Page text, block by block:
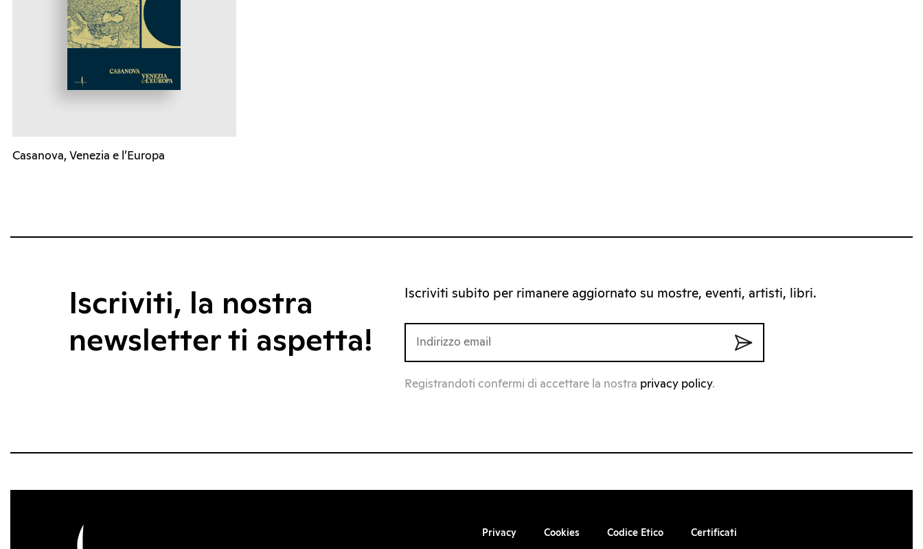
Casanova, Venezia e l’Europa
Iscriviti, la nostra
newsletter ti aspetta!
Iscriviti subito per rimanere aggiornato su mostre, eventi, artisti, libri.
Registrandoti confermi di accettare la nostra privacy policy.
Privacy Cookies Codice Etico Certificati